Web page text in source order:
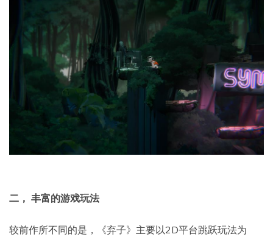
二， 丰富的游戏玩法
较前作所不同的是，《弃子》主要以2D平台跳跃玩法为